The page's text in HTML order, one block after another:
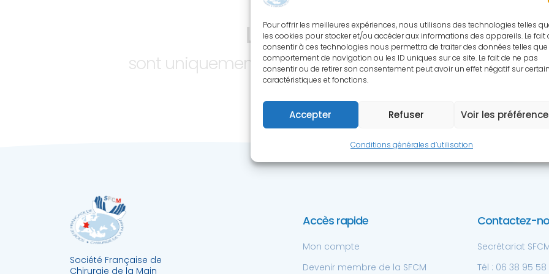
Pour offrir les meilleures expériences, nous utilisons des technologies telles
les cookies pour stocker et/ou accéder aux informations des appareils. Le fait
consentir à ces technologies nous permettra de traiter des données telles que
comportement de navigation ou les ID uniques sur ce site. Le fait de ne pas
consentir ou de retirer son consentement peut avoir un effet négatif sur
caractéristiques et fonctions.
Accepter Refuser Voir les
Conditions générales d’utilisation
LES RESSOURCES
sont uniquement accessibles aux membres de la
Société Française de
Chirurgie de la Main
Accès rapide
Mon compte
Devenir membre de la SFCM
Contactez-
Secrétariat
Tél : 06 38 95 58